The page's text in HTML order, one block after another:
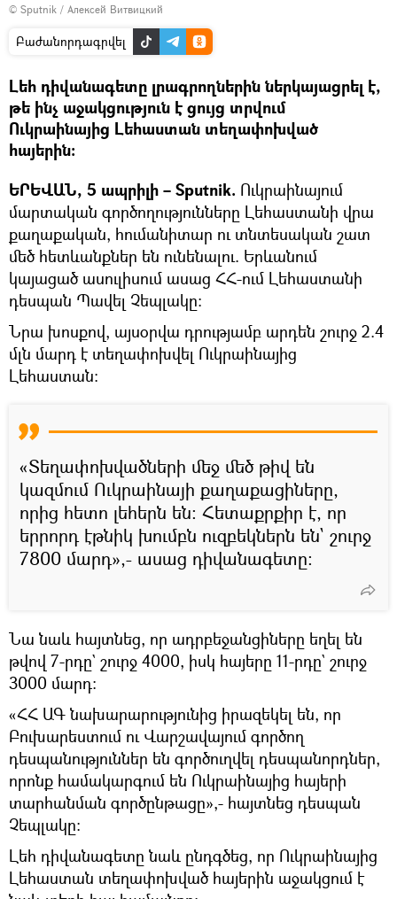
© Sputnik / Алексей Витвицкий
Բաժանորդագրվել
Լեհ դիվանագետը լրագրողներին ներկայացրել է,
թե ինչ աջակցություն է ցույց տրվում
Ուկրաինայից Լեհաստան տեղափոխված
հայերին։
ԵՐԵՎԱՆ, 5 ապրիլի – Sputnik. Ուկրաինայում
մարտական գործողությունները Լեհաստանի վրա
քաղաքական, հումանիտար ու տնտեսական շատ
մեծ հետևանքներ են ունենալու. Երևանում
կայացած ասուլիսում ասաց ՀՀ-ում Լեհաստանի
դեսպան Պավել Չեպլակը։
Նրա խոսքով, այսօրվա դրությամբ արդեն շուրջ 2.4
մլն մարդ է տեղափոխվել Ուկրաինայից
Լեհաստան։
«Տեղափոխվածների մեջ մեծ թիվ են
կազմում Ուկրաինայի քաղաքացիները,
որից հետո լեհերն են։ Հետաքրքիր է, որ
երրորդ էթնիկ խումբն ուզբեկներն են` շուրջ
7800 մարդ»,- ասաց դիվանագետը։
Նա նաև հայտնեց, որ ադրբեջանցիները եղել են
թվով 7-րդը` շուրջ 4000, իսկ հայերը 11-րդը` շուրջ
3000 մարդ։
«ՀՀ ԱԳ նախարարությունից իրազեկել են, որ
Բուխարեստում ու Վարշավայում գործող
դեսպանություններ են գործուղվել դեսպանորդներ,
որոնք համակարգում են Ուկրաինայից հայերի
տարհանման գործընթացը»,- հայտնեց դեսպան
Չեպլակը։
Լեհ դիվանագետը նաև ընդգծեց, որ Ուկրաինայից
Լեհաստան տեղափոխված հայերին աջակցում է